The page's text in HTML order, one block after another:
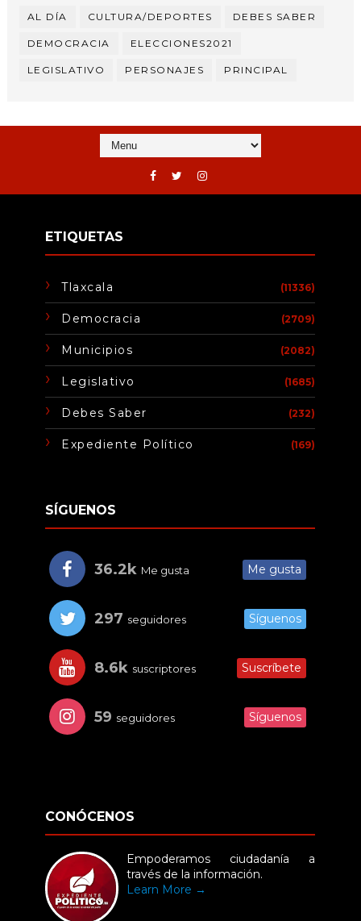
AL DÍA CULTURA/DEPORTES DEBES SABER
DEMOCRACIA ELECCIONES2021
LEGISLATIVO PERSONAJES PRINCIPAL
ETIQUETAS
Tlaxcala (11336)
Democracia (2709)
Municipios (2082)
Legislativo (1685)
Debes Saber (232)
Expediente Político (169)
SÍGUENOS
36.2k Me gusta Me gusta
297 seguidores Síguenos
8.6k suscriptores Suscríbete
59 seguidores Síguenos
CONÓCENOS
Empoderamos ciudadanía a
través de la información.
Learn More →